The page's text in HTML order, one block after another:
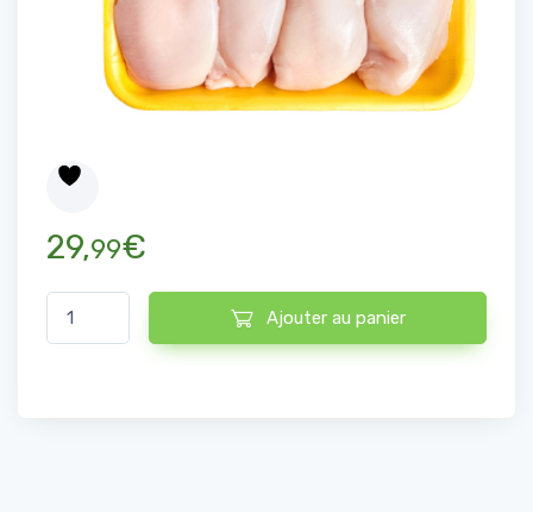
29,99€
quantité de Filet de Poulet 5kg
Ajouter au panier